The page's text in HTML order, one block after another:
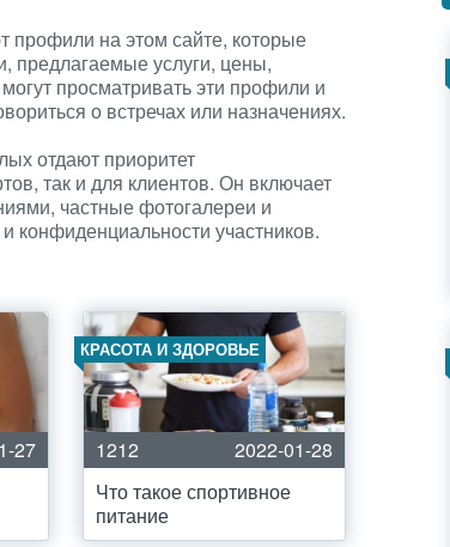
профили на этом сайте, которые
предлагаемые услуги, цены,
просматривать эти профили и
о встречах или назначениях.
отдают приоритет
так и для клиентов. Он включает
частные фотогалереи и
участников.
27
КРАСОТА И ЗДОРОВЬЕ
1212
2022-01-28
Что такое спортивное
питание